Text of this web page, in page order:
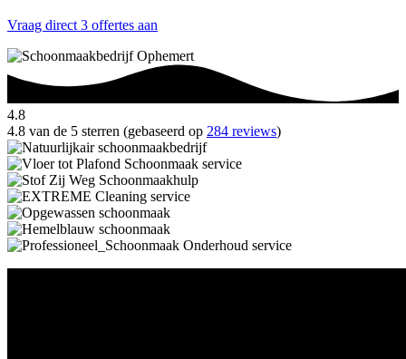
Vraag direct 3 offertes aan
4.8
4.8 van de 5 sterren (gebaseerd op 284 reviews)